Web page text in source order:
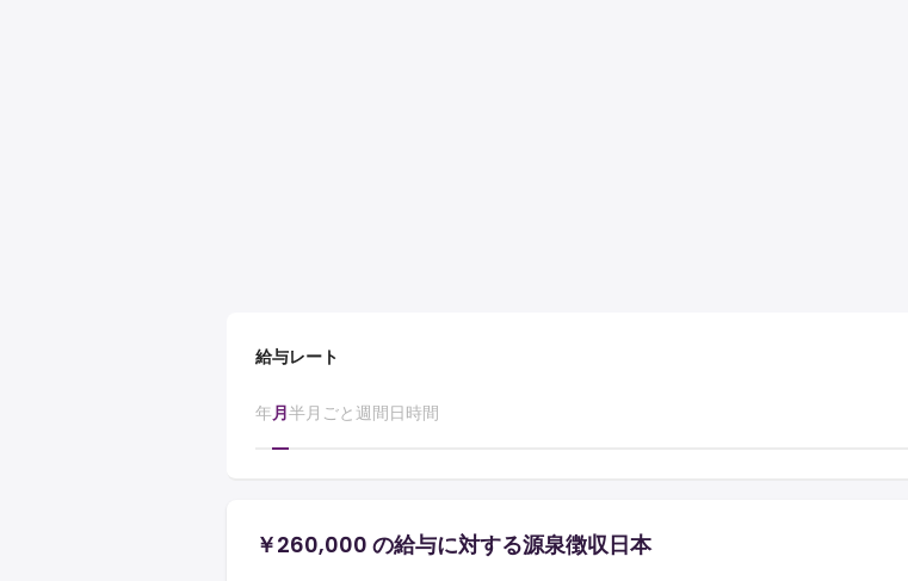
給与レート
年月半月ごと週間日時間
￥260,000 の給与に対する源泉徴収日本